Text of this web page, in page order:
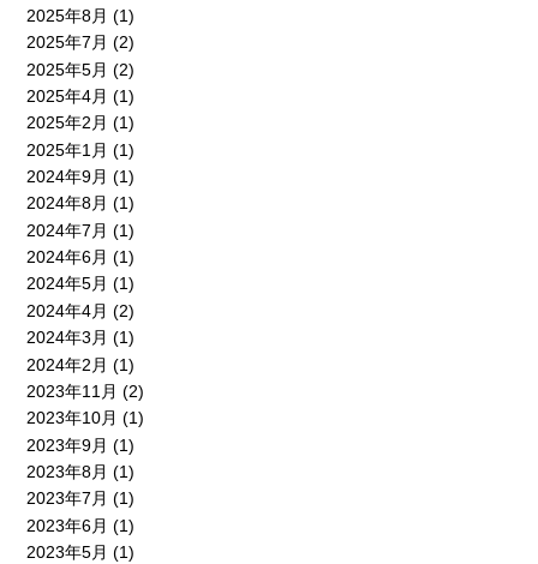
2025年8月 (1)
2025年7月 (2)
2025年5月 (2)
2025年4月 (1)
2025年2月 (1)
2025年1月 (1)
2024年9月 (1)
2024年8月 (1)
2024年7月 (1)
2024年6月 (1)
2024年5月 (1)
2024年4月 (2)
2024年3月 (1)
2024年2月 (1)
2023年11月 (2)
2023年10月 (1)
2023年9月 (1)
2023年8月 (1)
2023年7月 (1)
2023年6月 (1)
2023年5月 (1)